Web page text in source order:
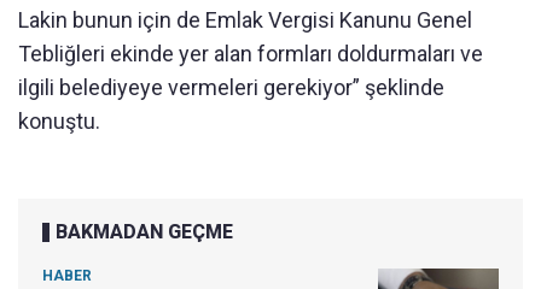
Lakin bunun için de Emlak Vergisi Kanunu Genel
Tebliğleri ekinde yer alan formları doldurmaları ve
ilgili belediyeye vermeleri gerekiyor” şeklinde
konuştu.
BAKMADAN GEÇME
HABER